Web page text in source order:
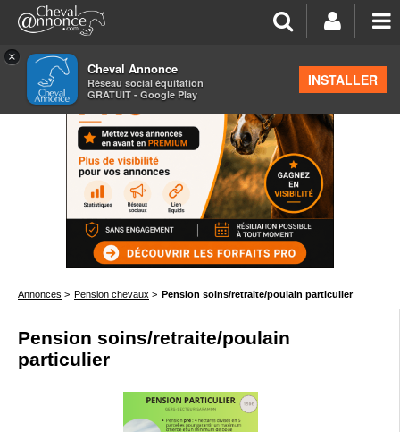
×
Cheval Annonce
Réseau social équitation
GRATUIT - Google Play
INSTALLER
Annonces > Pension chevaux > Pension soins/retraite/poulain particulier
Pension soins/retraite/poulain
particulier